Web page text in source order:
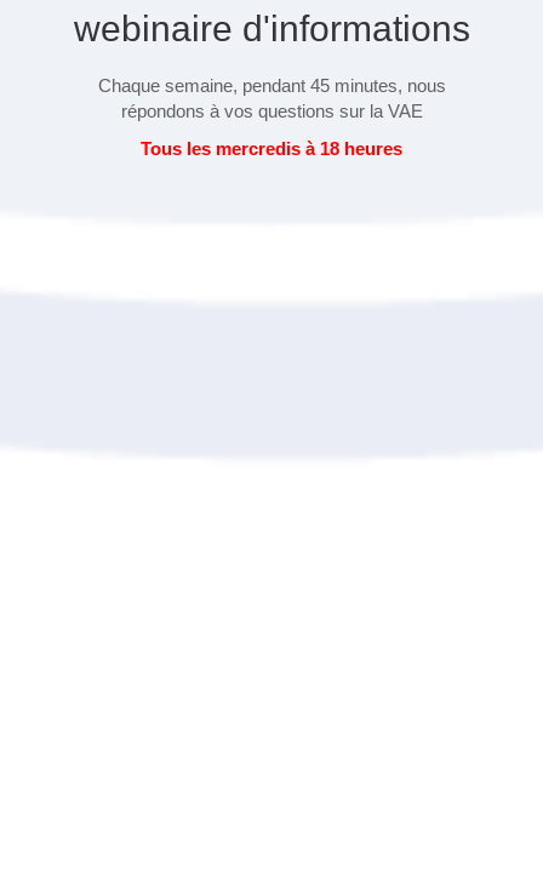
webinaire d'informations
Chaque semaine, pendant 45 minutes, nous
répondons à vos questions sur la VAE
Tous les mercredis à 18 heures